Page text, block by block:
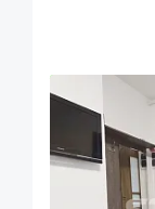
Saguna
Brasov
50